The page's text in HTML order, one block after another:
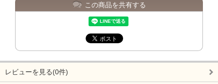
この商品を共有する
レビューを見る(0件)